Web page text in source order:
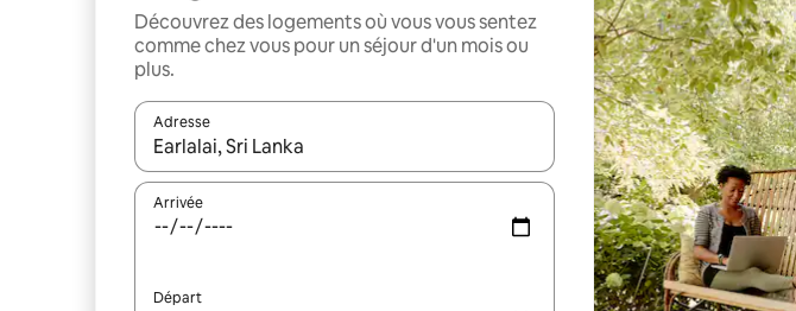
Découvrez des logements où vous vous sentez
comme chez vous pour un séjour d'un mois ou
plus.
Adresse
Lorsque les résultats s'affichent, utilisez les flèches vers le haut et vers le bas pour
Arrivée
Départ